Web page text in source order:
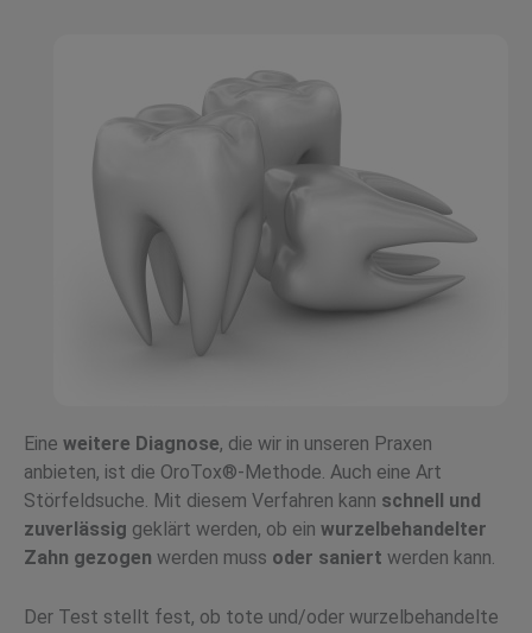
Eine weitere Diagnose, die wir in unseren Praxen
anbieten, ist die OroTox®-Methode. Auch eine Art
Störfeldsuche. Mit diesem Verfahren kann schnell und
zuverlässig geklärt werden, ob ein wurzelbehandelter
Zahn gezogen werden muss oder saniert werden kann.
Der Test stellt fest, ob tote und/oder wurzelbehandelte